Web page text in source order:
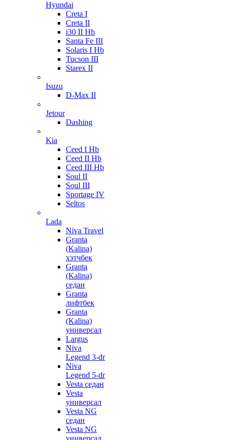
Hyundai
Creta I
Creta II
i30 II Hb
Santa Fe III
Solaris I Hb
Tucson III
Starex II
Isuzu
D-Max II
Jetour
Dashing
Kia
Ceed I Hb
Ceed II Hb
Ceed III Hb
Soul II
Soul III
Sportage IV
Seltos
Lada
Niva Travel
Granta
(Kalina)
хэтчбек
Granta
(Kalina)
седан
Granta
лифтбек
Granta
(Kalina)
универсал
Largus
Niva
Legend 3-dr
Niva
Legend 5-dr
Vesta седан
Vesta
универсал
Vesta NG
седан
Vesta NG
универсал